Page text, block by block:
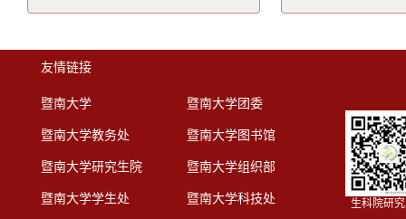
友情链接
暨南大学
暨南大学教务处
暨南大学研究生院
暨南大学学生处
暨南大学团委
暨南大学图书馆
暨南大学组织部
暨南大学科技处 生科院研